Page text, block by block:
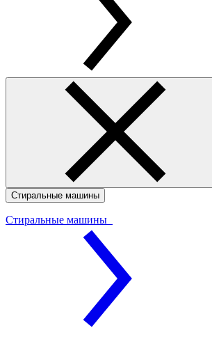
Стиральные машины
Стиральные машины